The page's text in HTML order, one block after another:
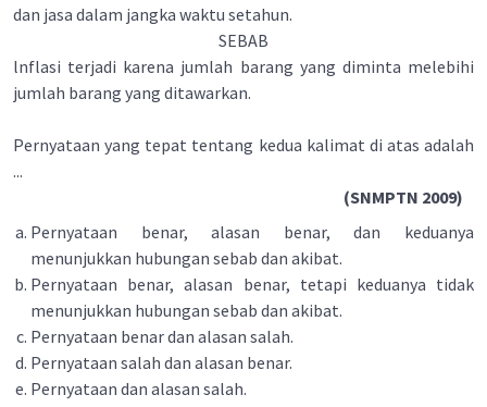
dan jasa dalam jangka waktu setahun.
SEBAB
lnflasi terjadi karena jumlah barang yang diminta melebihi
jumlah barang yang ditawarkan.
Pernyataan yang tepat tentang kedua kalimat di atas adalah
...
(SNMPTN 2009)
Pernyataan benar, alasan benar, dan keduanya
menunjukkan hubungan sebab dan akibat.
Pernyataan benar, alasan benar, tetapi keduanya tidak
menunjukkan hubungan sebab dan akibat.
Pernyataan benar dan alasan salah.
Pernyataan salah dan alasan benar.
Pernyataan dan alasan salah.